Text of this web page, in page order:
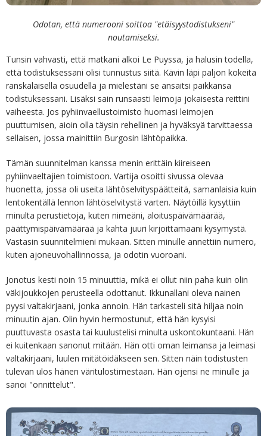
Odotan, että numerooni soittoa "etäisyystodistukseni"
noutamiseksi.
Tunsin vahvasti, että matkani alkoi Le Puyssa, ja halusin todella,
että todistuksessani olisi tunnustus siitä. Kävin läpi paljon kokeita
ranskalaisella osuudella ja mielestäni se ansaitsi paikkansa
todistuksessani. Lisäksi sain runsaasti leimoja jokaisesta reittini
vaiheesta. Jos pyhiinvaellustoimisto huomasi leimojen
puuttumisen, aioin olla täysin rehellinen ja hyväksyä tarvittaessa
sellaisen, jossa mainittiin Burgosin lähtöpaikka.
Tämän suunnitelman kanssa menin erittäin kiireiseen
pyhiinvaeltajien toimistoon. Vartija osoitti sivussa olevaa
huonetta, jossa oli useita lähtöselvityspäätteitä, samanlaisia kuin
lentokentällä lennon lähtöselvitystä varten. Näytöillä kysyttiin
minulta perustietoja, kuten nimeäni, aloituspäivämäärää,
päättymispäivämäärää ja kahta juuri kirjoittamaani kysymystä.
Vastasin suunnitelmieni mukaan. Sitten minulle annettiin numero,
kuten ajoneuvohallinnossa, ja odotin vuoroani.
Jonotus kesti noin 15 minuuttia, mikä ei ollut niin paha kuin olin
väkijoukkojen perusteella odottanut. Ikkunallani oleva nainen
pyysi valtakirjaani, jonka annoin. Hän tarkasteli sitä hiljaa noin
minuutin ajan. Olin hyvin hermostunut, että hän kysyisi
puuttuvasta osasta tai kuulustelisi minulta uskontokuntaani. Hän
ei kuitenkaan sanonut mitään. Hän otti oman leimansa ja leimasi
valtakirjaani, luulen mitätöidäkseen sen. Sitten näin todistusten
tulevan ulos hänen väritulostimestaan. Hän ojensi ne minulle ja
sanoi "onnittelut".